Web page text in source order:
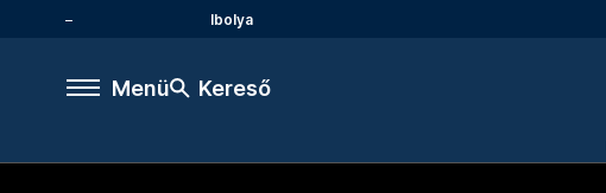
Ibolya
Menü Kereső